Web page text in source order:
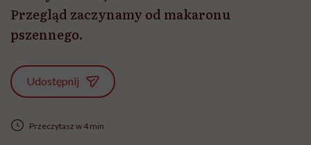
Przegląd zaczynamy od makaronu
pszennego.
Udostępnij
Przeczytasz w 4 min